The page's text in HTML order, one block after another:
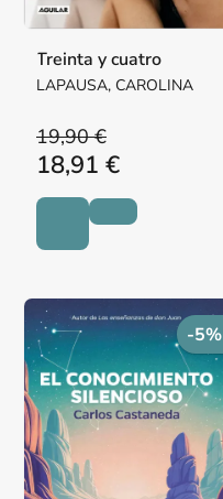
Treinta y cuatro
LAPAUSA, CAROLINA
19,90 €
18,91 €
-5%